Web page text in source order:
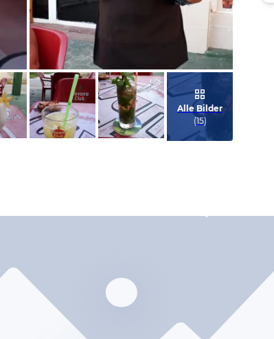
Bild melden
von Manuela
Alle Bilder
(15)